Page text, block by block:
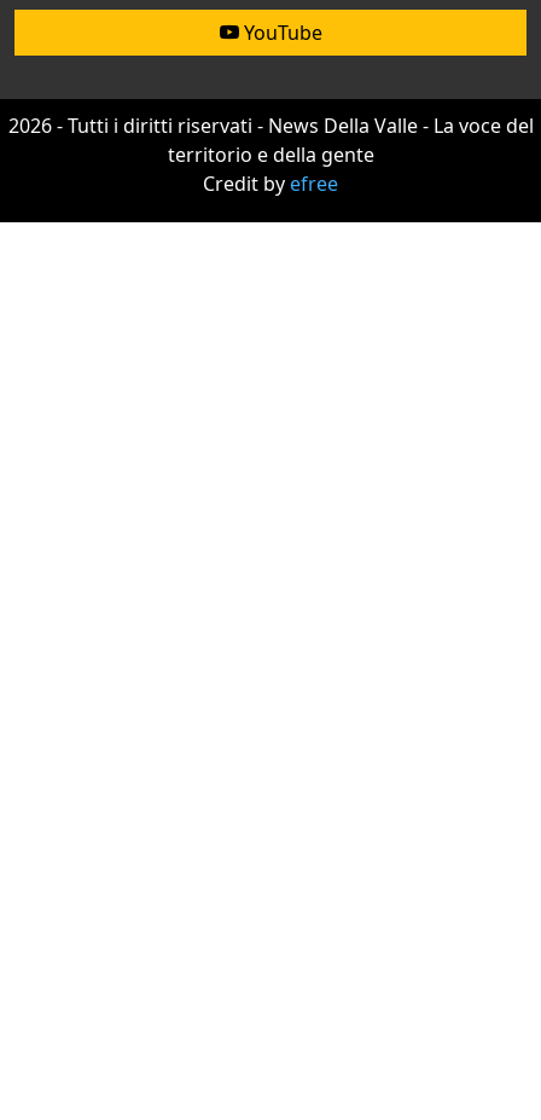
YouTube
2026 - Tutti i diritti riservati - News Della Valle - La voce del
territorio e della gente
Credit byefree